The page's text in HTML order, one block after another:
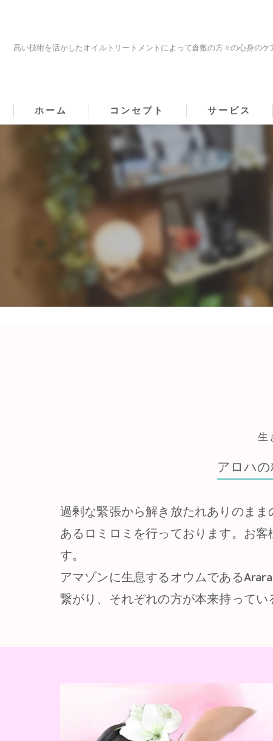
高い技術を活かしたオイルトリートメントによって倉敷の方々の心身のケ
ホーム コンセプト サービス
生
アロハ
過剰な緊張から解き放たれありのま
あるロミロミを行っております。お
す。
アマゾンに生息するオウムである
繋がり、それぞれの方が本来持って